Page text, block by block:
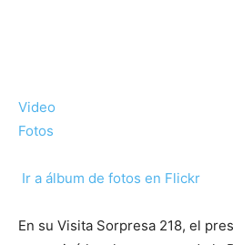
Video
Fotos
Ir a álbum de fotos en Flickr
En su Visita Sorpresa 218, el